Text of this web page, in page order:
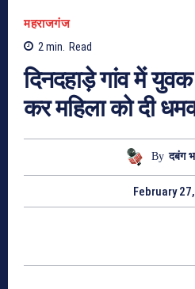
महराजगंज
2min. Read
दिनदहाड़े गांव में
कर महिला को दी
By दबंग
February